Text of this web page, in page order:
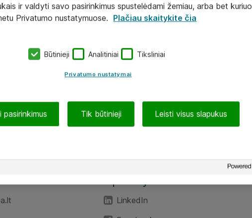
LinkedIn
ir valdyti savo pasirinkimus spustelėdami žemiau, arba bet kuriuo
Privatumo nustatymuose.
Plačiau skaitykite čia
Būtinieji Analitiniai Tiksliniai
Privatumo nustatymai
pasirinkimus Tik būtinieji Leisti visus slapukus